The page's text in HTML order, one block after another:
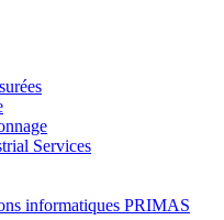
Services
informatiques PRIMAS